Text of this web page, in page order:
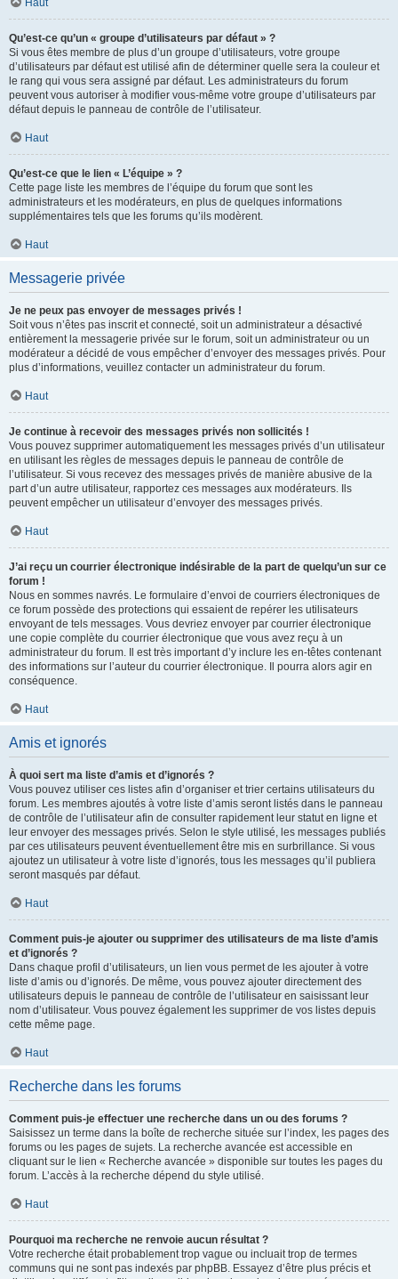
Haut
Qu’est-ce qu’un « groupe d’utilisateurs par défaut » ?
Si vous êtes membre de plus d’un groupe d’utilisateurs, votre groupe
d’utilisateurs par défaut est utilisé afin de déterminer quelle sera la couleur et
le rang qui vous sera assigné par défaut. Les administrateurs du forum
peuvent vous autoriser à modifier vous-même votre groupe d’utilisateurs par
défaut depuis le panneau de contrôle de l’utilisateur.
Haut
Qu’est-ce que le lien « L’équipe » ?
Cette page liste les membres de l’équipe du forum que sont les
administrateurs et les modérateurs, en plus de quelques informations
supplémentaires tels que les forums qu’ils modèrent.
Haut
Messagerie privée
Je ne peux pas envoyer de messages privés !
Soit vous n’êtes pas inscrit et connecté, soit un administrateur a désactivé
entièrement la messagerie privée sur le forum, soit un administrateur ou un
modérateur a décidé de vous empêcher d’envoyer des messages privés. Pour
plus d’informations, veuillez contacter un administrateur du forum.
Haut
Je continue à recevoir des messages privés non sollicités !
Vous pouvez supprimer automatiquement les messages privés d’un utilisateur
en utilisant les règles de messages depuis le panneau de contrôle de
l’utilisateur. Si vous recevez des messages privés de manière abusive de la
part d’un autre utilisateur, rapportez ces messages aux modérateurs. Ils
peuvent empêcher un utilisateur d’envoyer des messages privés.
Haut
J’ai reçu un courrier électronique indésirable de la part de quelqu’un sur ce
forum !
Nous en sommes navrés. Le formulaire d’envoi de courriers électroniques de
ce forum possède des protections qui essaient de repérer les utilisateurs
envoyant de tels messages. Vous devriez envoyer par courrier électronique
une copie complète du courrier électronique que vous avez reçu à un
administrateur du forum. Il est très important d’y inclure les en-têtes contenant
des informations sur l’auteur du courrier électronique. Il pourra alors agir en
conséquence.
Haut
Amis et ignorés
À quoi sert ma liste d’amis et d’ignorés ?
Vous pouvez utiliser ces listes afin d’organiser et trier certains utilisateurs du
forum. Les membres ajoutés à votre liste d’amis seront listés dans le panneau
de contrôle de l’utilisateur afin de consulter rapidement leur statut en ligne et
leur envoyer des messages privés. Selon le style utilisé, les messages publiés
par ces utilisateurs peuvent éventuellement être mis en surbrillance. Si vous
ajoutez un utilisateur à votre liste d’ignorés, tous les messages qu’il publiera
seront masqués par défaut.
Haut
Comment puis-je ajouter ou supprimer des utilisateurs de ma liste d’amis
et d’ignorés ?
Dans chaque profil d’utilisateurs, un lien vous permet de les ajouter à votre
liste d’amis ou d’ignorés. De même, vous pouvez ajouter directement des
utilisateurs depuis le panneau de contrôle de l’utilisateur en saisissant leur
nom d’utilisateur. Vous pouvez également les supprimer de vos listes depuis
cette même page.
Haut
Recherche dans les forums
Comment puis-je effectuer une recherche dans un ou des forums ?
Saisissez un terme dans la boîte de recherche située sur l’index, les pages des
forums ou les pages de sujets. La recherche avancée est accessible en
cliquant sur le lien « Recherche avancée » disponible sur toutes les pages du
forum. L’accès à la recherche dépend du style utilisé.
Haut
Pourquoi ma recherche ne renvoie aucun résultat ?
Votre recherche était probablement trop vague ou incluait trop de termes
communs qui ne sont pas indexés par phpBB. Essayez d’être plus précis et